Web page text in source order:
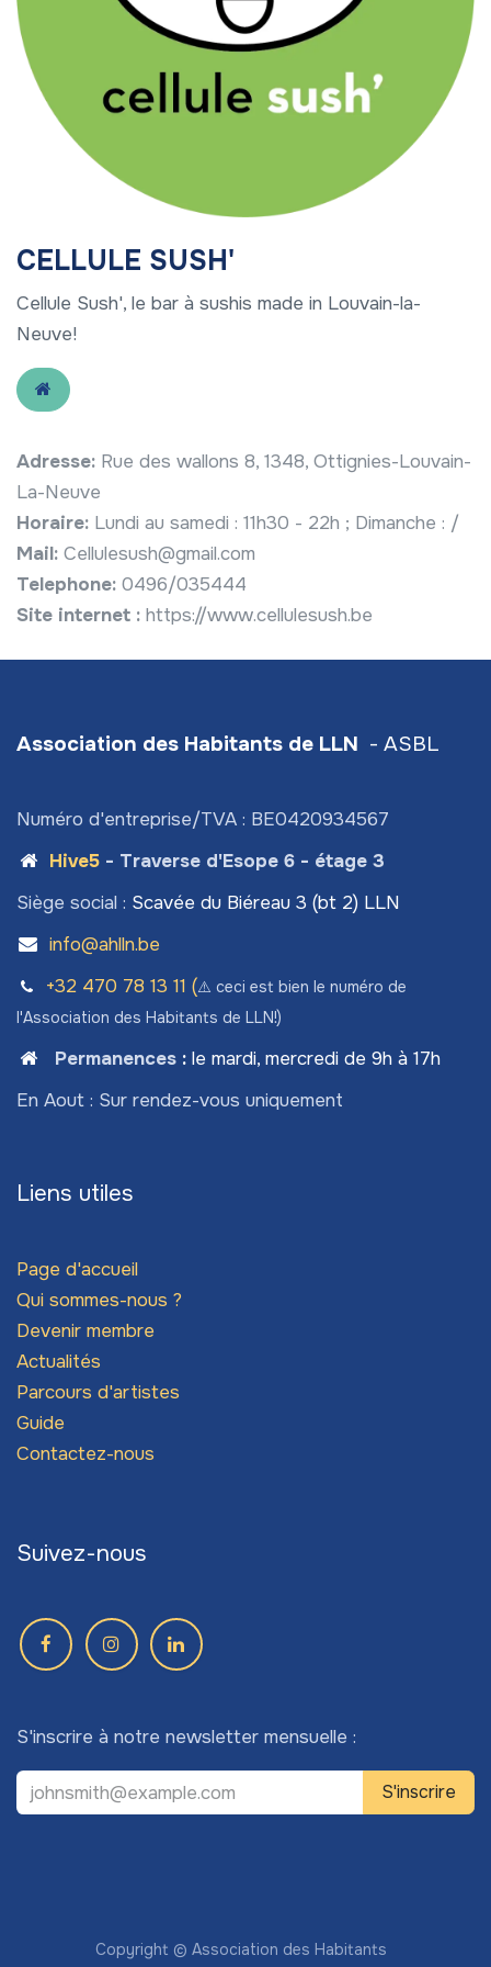
CELLULE SUSH'
Cellule Sush', le bar à sushis made in Louvain-la-
Neuve!
Adresse: Rue des wallons 8, 1348, Ottignies-Louvain-
La-Neuve
Horaire: Lundi au samedi : 11h30 - 22h ; Dimanche : /
Mail: Cellulesush@gmail.com
Telephone: 0496/035444
Site internet : https://www.cellulesush.be
Association des Habitants de LLN - ASBL
Numéro d'entreprise/TVA : BE0420934567
Hive5- Traverse d'Esope 6 - étage 3
Siège social : Scavée du Biéreau 3 (bt 2) LLN
info@ahlln.be
+32 470 78​ 13 11 (⚠️ ceci est bien le numéro de
l'Association des Habitants de LLN!)
Permanences: le mardi, mercredi de 9h à 17h
En Aout : Sur rendez-vous uniquement
Liens utiles
Page d'accueil
Qui sommes-nous ?
Devenir membre
Actualités
Parcours d'artistes
Guide
Contactez-nous
Suivez-nous
S'inscrire à notre newsletter mensuelle :
S'inscrire
Copyright © Association des Habitants